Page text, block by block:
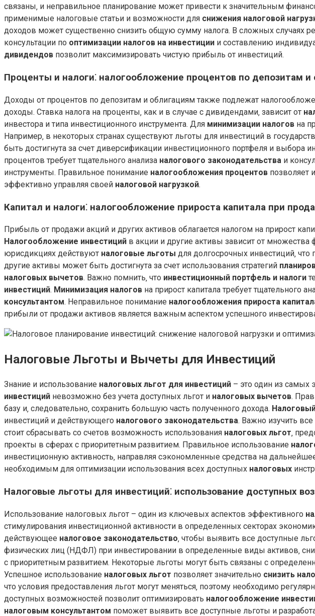
связаны‚ и неправильное планирование может привести к значительным
применимые налоговые статьи и возможности для снижения налоговой
доходов может существенно снизить общую сумму налога. В сложных случаях
консультации по оптимизации налогов на инвестиции и составлению
дивидендов позволит максимизировать чистую прибыль от инвестиций.
Проценты и налоги⁚ налогообложение процентов по депозитам и
Доходы от процентов по депозитам и облигациям также подлежат
доходы. Ставка налога на проценты‚ как и в случае с дивидендами‚ зависит от
инвестора и типа инвестиционного инструмента. Для минимизации налогов на
Например‚ в некоторых странах существуют льготы для инвестиций в
быть достигнута за счет диверсификации инвестиционного портфеля и выбора
процентов требует тщательного анализа налогового законодательства и
инструменты. Правильное понимание налогообложения процентов позволяет
эффективно управляя своей налоговой нагрузкой.
Капитал и налоги⁚ налогообложение прироста капитала при
Прибыль от продажи акций и других активов облагается налогом на прирост
Налогообложение инвестиций в акции и другие активы зависит от
юрисдикциях действуют налоговые льготы для долгосрочных инвестиций‚ что
другие активы может быть достигнута за счет использования стратегий
налоговых вычетов. Важно помнить‚ что инвестиционный портфель и налоги
инвестиций. Минимизация налогов на прирост капитала требует тщательного
консультантом. Неправильное понимание налогообложения прироста
прибыли от продажи активов является важным аспектом успешного
Налоговые Льготы и Вычеты для Инвестиций
Знание и использование налоговых льгот для инвестиций – это один из самых
инвестиций невозможно без учета доступных льгот и налоговых вычетов.
базу и‚ следовательно‚ сохранить большую часть полученного дохода.
инвестиций и действующего налогового законодательства. Важно изучить
стоит сбрасывать со счетов возможность использования налоговых льгот‚
проекты в сферах с приоритетным развитием. Правильное использование
инвестиционную активность‚ направляя сэкономленные средства на
необходимым для оптимизации использования всех доступных налоговых
Налоговые льготы для инвестиций⁚ использование доступных
Использование налоговых льгот – один из ключевых аспектов эффективного
стимулирования инвестиционной активности в определенных секторах
действующее налоговое законодательство ‚ чтобы выявить все доступные
физических лиц (НДФЛ) при инвестировании в определенные виды активов‚
с приоритетным развитием. Некоторые льготы могут быть связаны с
Успешное использование налоговых льгот позволяет значительно снизить
что условия предоставления льгот могут меняться‚ поэтому необходимо
доступных возможностей позволит оптимизировать налогообложение
налоговым консультантом поможет выявить все доступные льготы и